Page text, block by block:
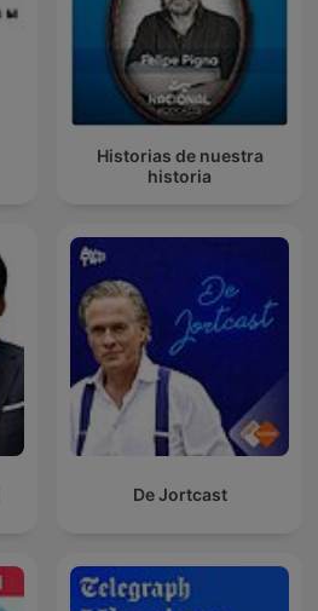
Historias de nuestra
historia
De Jortcast